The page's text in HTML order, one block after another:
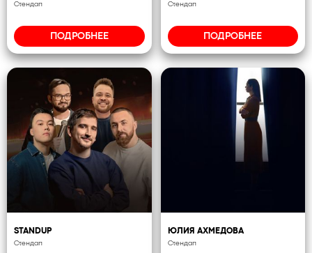
Стендап
ПОДРОБНЕЕ
Стендап
ПОДРОБНЕЕ
STANDUP
Стендап
ЮЛИЯ АХМЕДОВА
Стендап